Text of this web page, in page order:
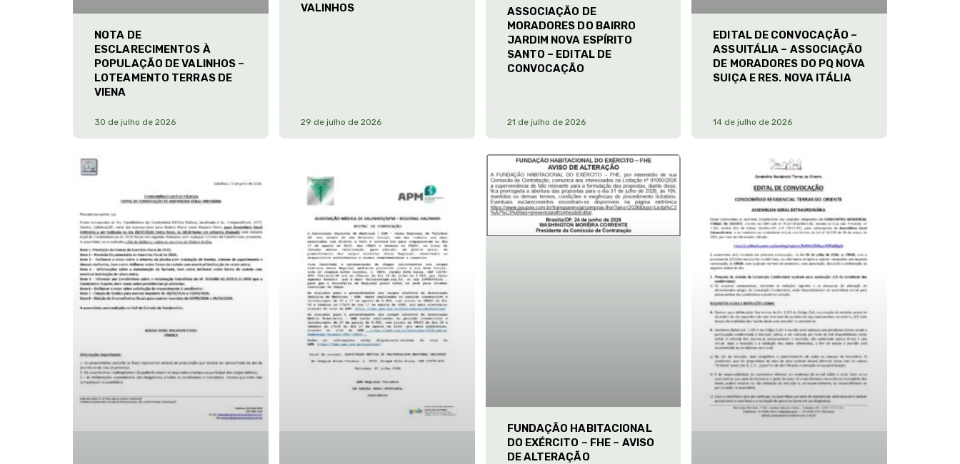
NOTA DE
ESCLARECIMENTOS À
POPULAÇÃO DE VALINHOS –
LOTEAMENTO TERRAS DE
VIENA
30 de julho de 2026
VALINHOS
29 de julho de 2026
ASSOCIAÇÃO DE
MORADORES DO BAIRRO
JARDIM NOVA ESPÍRITO
SANTO – EDITAL DE
CONVOCAÇÃO
21 de julho de 2026
EDITAL DE CONVOCAÇÃO –
ASSUITÁLIA – ASSOCIAÇÃO
DE MORADORES DO PQ NOVA
SUIÇA E RES. NOVA ITÁLIA
14 de julho de 2026
FUNDAÇÃO HABITACIONAL
DO EXÉRCITO – FHE – AVISO
DE ALTERAÇÃO